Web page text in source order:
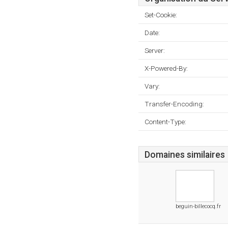
Set-Cookie:
Date:
Server:
X-Powered-By:
Vary:
Transfer-Encoding:
Content-Type:
Domaines similaires
beguin-billecocq.fr